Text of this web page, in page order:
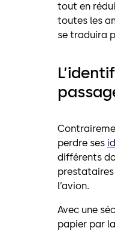
tout en
toutes les
se traduira
perdre ses
différents
prestataires
l’avion.
Avec une
papier par